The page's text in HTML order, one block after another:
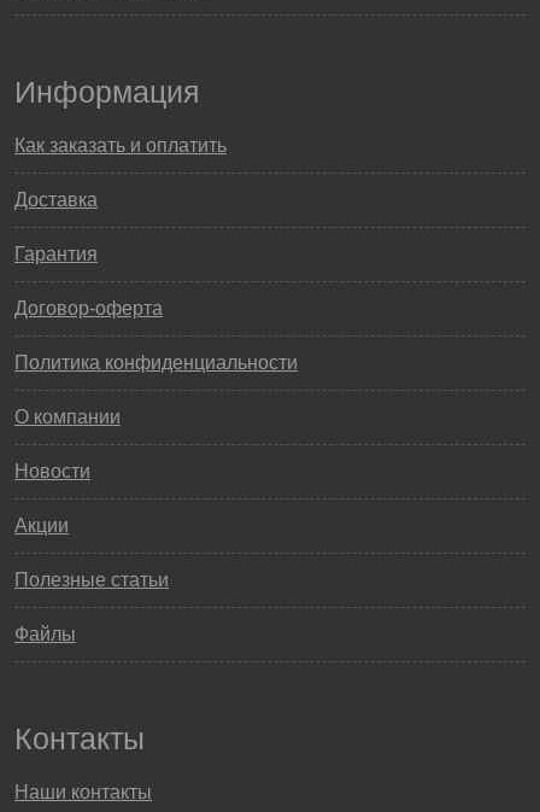
Информация
Как заказать и оплатить
Доставка
Гарантия
Договор-оферта
Политика конфиденциальности
О компании
Новости
Акции
Полезные статьи
Файлы
Контакты
Наши контакты